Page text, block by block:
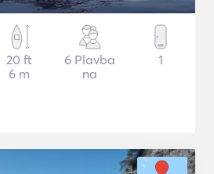
20 ft
6 m
6 Plavba
na
1